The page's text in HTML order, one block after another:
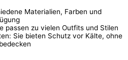
Materialien, Farben und
passen zu vielen Outfits und Stilen
Sie bieten Schutz vor Kälte, ohne